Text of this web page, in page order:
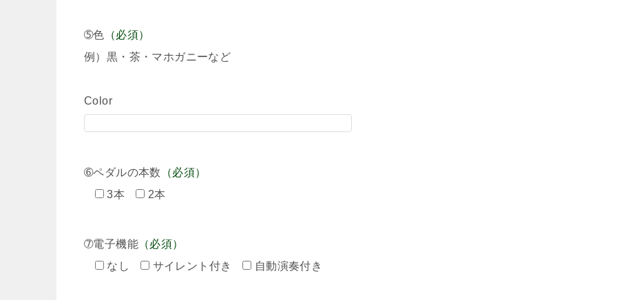
➄色 （必須）
例）黒・茶・マホガニーなど
Color
➅ペダルの本数
（必須）
3本
2本
➆電子機能 （必須）
なし
サイレント付き 自動演奏付き